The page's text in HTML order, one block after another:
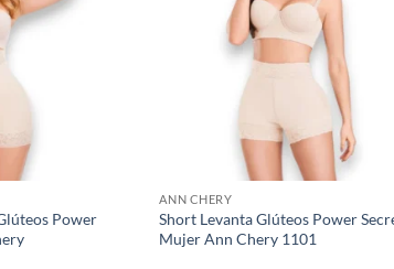
Power
ANN CHERY
Short Levanta Glúteos Power
Mujer Ann Chery 1101